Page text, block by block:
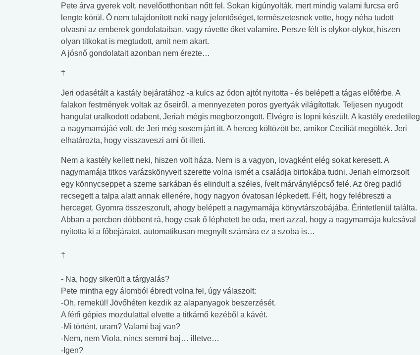
Pete árva gyerek volt, nevelőotthonban nőtt fel. Sokan kigúnyolták, mert mindig valami furcsa erő
lengte körül. Ő nem tulajdonított neki nagy jelentőséget, természetesnek vette, hogy néha tudott
olvasni az emberek gondolataiban, vagy rávette őket valamire. Persze félt is olykor-olykor, hiszen
olyan titkokat is megtudott, amit nem akart.
A jósnő gondolatait azonban nem érezte…
†
Jeri odasétált a kastály bejáratához -a kulcs az ódon ajtót nyitotta - és belépett a tágas előtérbe. A
falakon festmények voltak az őseiről, a mennyezeten poros gyertyák világítottak. Teljesen nyugodt
hangulat uralkodott odabent, Jeriah mégis megborzongott. Elvégre is lopni készült. A kastély eredetileg
a nagymamájáé volt, de Jeri még sosem járt itt. A herceg költözött be, amikor Ceciliát megölték. Jeri
elhatározta, hogy visszaveszi ami őt illeti.
Nem a kastély kellett neki, hiszen volt háza. Nem is a vagyon, lovagként elég sokat keresett. A
nagymamája titkos varázskönyveit szerette volna ismét a családja birtokába tudni. Jeriah elmorzsolt
egy könnycseppet a szeme sarkában és elindult a széles, ívelt márványlépcső felé. Az öreg padló
recsegett a talpa alatt annak ellenére, hogy nagyon óvatosan lépkedett. Félt, hogy felébreszti a
herceget. Gyomra összeszorult, ahogy belépett a nagymamája könyvtárszobájába. Érintetlenül találta.
Abban a percben döbbent rá, hogy csak ő léphetett be oda, mert azzal, hogy a nagymamája kulcsával
nyitotta ki a főbejáratot, automatikusan megnyílt számára ez a szoba is…
†
- Na, hogy sikerült a tárgyalás?
Pete mintha egy álomból ébredt volna fel, úgy válaszolt:
-Oh, remekül! Jövőhéten kezdik az alapanyagok beszerzését.
A férfi gépies mozdulattal elvette a titkárnő kezéből a kávét.
-Mi történt, uram? Valami baj van?
-Nem, nem Viola, nincs semmi baj… illetve…
-Igen?
#Zöldövezet
Mekkora az ökológiai
#Betegségek